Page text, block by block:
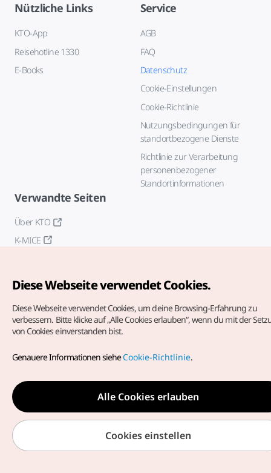
Nützliche Links
KTO-App
Reisehotline 1330
E-Books
Service
AGB
FAQ
Datenschutz
Cookie-Einstellungen
Cookie-Richtlinie
Nutzungsbedingungen für
standortbezogene Dienste
Richtlinie zur Verarbeitung
personenbezogener
Standortinformationen
Verwandte Seiten
Über KTO
K-MICE
vorbehalten.
dieoffizielle E-Mail-Adresse
german@knto.or.kr
Diese Webseite verwendet Cookies.
Diese Webseite verwendet Cookies, um deine Browsing-Erfahrung zu
verbessern. Bitte klicke auf „Alle Cookies erlauben“, wenn du mit der
von Cookies einverstanden bist.
Genauere Informationen sieheCookie-Richtlinie.
Alle Cookies erlauben
Cookies einstellen